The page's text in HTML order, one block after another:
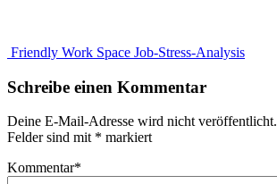
Friendly Work Space Job-Stress-Analysis
Schreibe einen Kommentar
Deine E-Mail-Adresse wird nicht veröffentlicht.
Felder sind mit * markiert
Kommentar*